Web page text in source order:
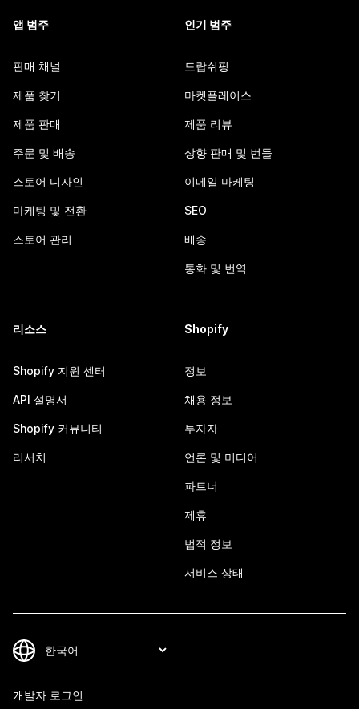
앱 범주
판매 채널
제품 찾기
제품 판매
주문 및 배송
스토어 디자인
마케팅 및 전환
스토어 관리
인기 범주
드랍쉬핑
마켓플레이스
제품 리뷰
상향 판매 및 번들
이메일 마케팅
SEO
배송
통화 및 번역
리소스
Shopify 지원 센터
API 설명서
Shopify 커뮤니티
리서치
Shopify
정보
채용 정보
투자자
언론 및 미디어
파트너
제휴
법적 정보
서비스 상태
개발자 로그인